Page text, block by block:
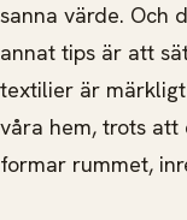
sanna värde. Och
annat tips är att
textilier är
våra hem, trots
formar rummet,